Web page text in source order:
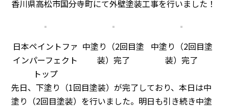
香川県高松市国分寺町にて外壁塗装工事を行いました！
日本ペイントファ
インパーフェクト
トップ
中塗り（2回目塗
装）完了
中塗り（2回目塗
装）完了
先日、下塗り（1回目塗装）が完了しており、本日は中
塗り（2回目塗装）を行いました。明日も引き続き中塗